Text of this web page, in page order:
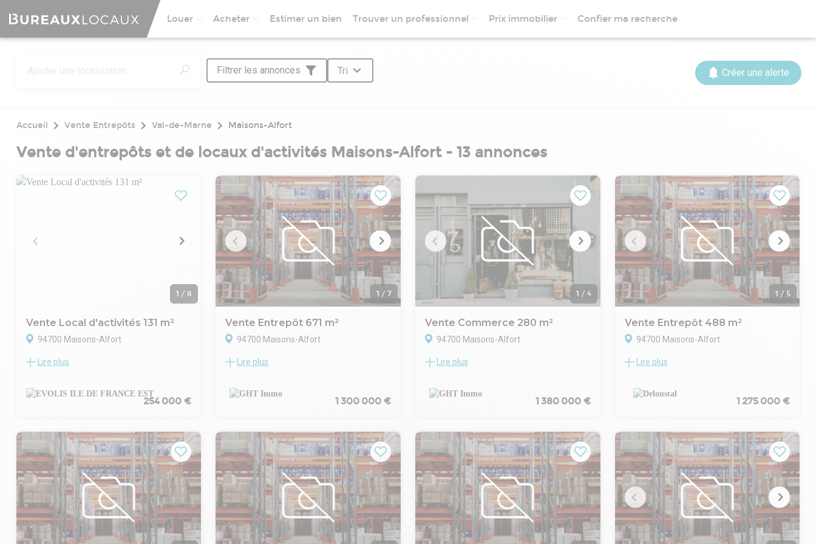
Louer Acheter Estimer un bien Trouver un professionnel Prix immobilier Confier ma recherche
Filtrer les annonces Tri Créer une alerte
Accueil Vente Entrepôts Val-de-Marne Maisons-Alfort
Vente d'entrepôts et de locaux d'activités Maisons-Alfort - 13 annonces
1 / 8
Vente Local d'activités 131 m²
94700 Maisons-Alfort
Situé dans une zone dynamique de
métro ligne 8 et à proximité immédiate des
autoroutes A86 et A4, EVOLIS vous
. Parties communes de bon standing
. Ascenseur
. Contrôle d'accès
. Site sécurisé 24h/24h
. Digicode
. Gardienne
. Fibre optique
. Locaux en état d'usage
. Double porte de plain-pied
Lire plus
254 000 €
1 / 7
Vente Entrepôt 671 m²
94700 Maisons-Alfort
LE CABINET GHT IMMO VOUS PROPOSE:
DE 671M², REPARTIE EN 400M²
D'ENTREPOT HSP ENTRE 4.5M ET 6.5M.
PROCHE AXES AUTOUROUTIERS ET
TRANSPORT EN COMMUN.
HONORAIRE 6% HT EN SUS DU PRIX DE
VENTEnGHT IMMO - 01 48 93 81 23 - Plus
d'informations sur www.ghtimmo.fr (réf.
940046473)
Lire plus
1 300 000 €
1 / 4
Vente Commerce 280 m²
94700 Maisons-Alfort
LE CABINET GHT IMMO vous propose un
visibilité exceptionnelle grâce à sa vitrine
de 8 mètres donnant sur une rue passante.
bureau et une salle de 100m².
Sous sol : 140m² (idéal stockage et
bureaux).
Climatisation réversible au RDC et Sous-sol
Accès ERP
Ce local polyvalent convient parfaitement
à diverses activités commerciales ou
professionnelles.
2 places de parking complètent ce
Lire plus
1 380 000 €
1 / 5
Vente Entrepôt 488 m²
94700 Maisons-Alfort
RARE À MAISONS-ALFORT, nous vous
d'environ 488 m², idéal pour une activité
professionnelle combinant stockage,
- Entrepôt : 186 m², adapté au stockage ou
à une activité artisanale
- Bureaux : 158 m², lumineux et
fonctionnels
- Cave : 48 m², parfaite pour archives ou
stockage complémentaire
- Maison de ville : 87 m² avec terrasse,
offrant un espace de vie indépendant ou
bureau de direction
Lire plus
1 275 000 €